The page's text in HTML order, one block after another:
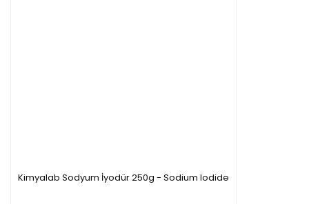
Kimyalab Sodyum İyodür 250g - Sodium Iodide